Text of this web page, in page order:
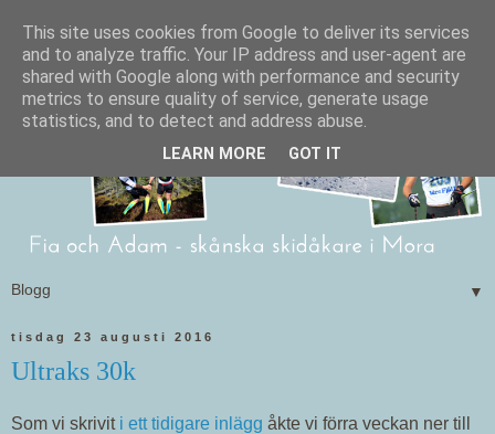
▼
tisdag 23 augusti 2016
Ultraks 30k
Som vi skrivit i ett tidigare inlägg åkte vi förra veckan ner till
This site uses cookies from Google to deliver its services
and to analyze traffic. Your IP address and user-agent are
shared with Google along with performance and security
metrics to ensure quality of service, generate usage
statistics, and to detect and address abuse.
LEARN MORE GOT IT